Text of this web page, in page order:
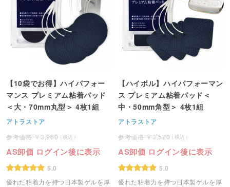
【10袋でお得】ハイパフォー
マンス プレミアム粘着パッド
＜大・70mm丸型＞ 4枚1組
アトラストア
3,960
AS卸価 ログイン後に表示
5.0
優れた粘着力を持つ日本製ゲルを厚
【ハイボル】ハイパフォーマン
ス プレミアム粘着パッド＜
中・50mm角型＞ 4枚1組
アトラストア
3,520
AS卸価 ログイン後に表示
5.0
優れた粘着力を持つ日本製ゲルを厚